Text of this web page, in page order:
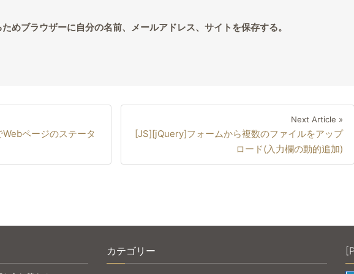
めブラウザーに自分の名前、メールアドレス、サイトを保存する。
ページのステータ
Next Article »
[JS][jQuery]フォームから複数のファイルをアップ
ロード(入力欄の動的追加)
カテゴリー